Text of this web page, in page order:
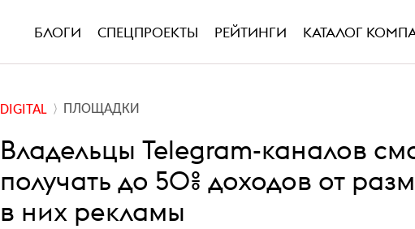
БЛОГИ СПЕЦПРОЕКТЫ РЕЙТИНГИ КАТАЛОГ
DIGITAL ПЛОЩАДКИ
Владельцы Telegram-каналов
получать до 50% доходов от
в них рекламы